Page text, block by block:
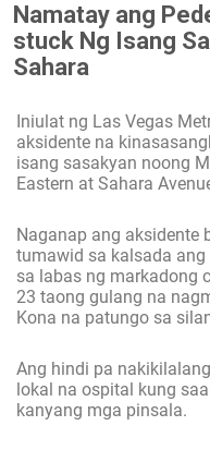
Namatay ang
stuck Ng Isang
Sahara
Iniulat ng Las Vegas
aksidente na
isang sasakyan noong
Eastern at Sahara
Naganap ang aksidente
tumawid sa kalsada
sa labas ng markadong
23 taong gulang na
Kona na patungo sa
Ang hindi pa
lokal na ospital kung
kanyang mga pinsala.